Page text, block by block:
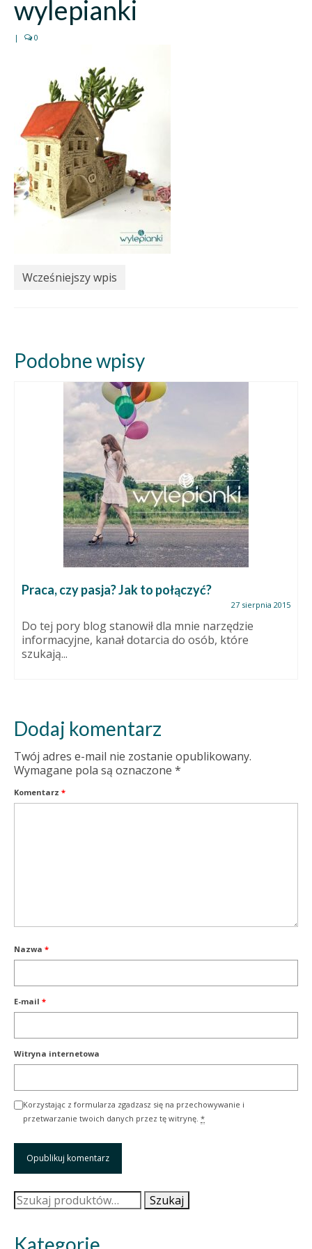
wylepianki
| 0
Wcześniejszy wpis
Podobne wpisy
Praca, czy pasja? Jak to połączyć?
27 sierpnia 2015
Do tej pory blog stanowił dla mnie narzędzie
informacyjne, kanał dotarcia do osób, które
szukają...
Dodaj komentarz
Twój adres e-mail nie zostanie opublikowany.
Wymagane pola są oznaczone *
Komentarz *
Nazwa *
E-mail *
Witryna internetowa
Korzystając z formularza zgadzasz się na przechowywanie i
przetwarzanie twoich danych przez tę witrynę. *
Szukaj: Szukaj
Kategorie